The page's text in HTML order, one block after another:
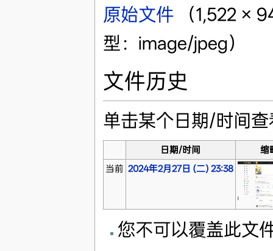
原始文件‎
（1,522 ×
型：image/jpeg）
文件历史
单击某个日期/时间
日期/时间
缩
当前 2024年2月27日 (二) 23:38
您不可以覆盖此文